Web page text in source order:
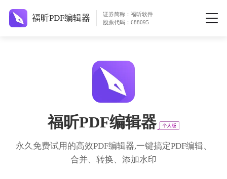
福昕PDF编辑器
证券简称：福昕软件
股票代码：688095
福昕PDF编辑器
永久免费试用的高效PDF编辑器,一键搞定PDF编辑、
合并、转换、添加水印